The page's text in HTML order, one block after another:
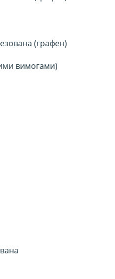
(графен)
вимогами)